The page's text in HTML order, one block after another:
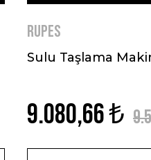
RUPES
Sulu Taşlama
9.080,66 ₺